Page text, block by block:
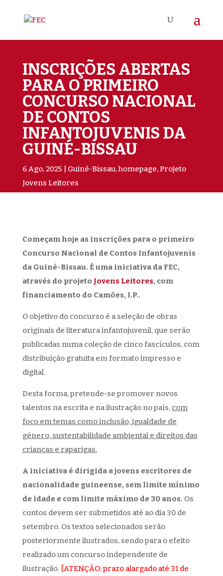
INSCRIÇÕES ABERTAS
PARA O PRIMEIRO
CONCURSO NACIONAL
DE CONTOS
INFANTOJUVENIS DA
GUINÉ-BISSAU
6 Ago, 2025 Guiné-Bissau,homepage,Projeto
Jovens Leitores
Começam hoje as inscrições para o primeiro
Concurso Nacional de Contos Infantojuvenis
da Guiné-Bissau. É uma iniciativa da FEC,
através do projeto Jovens Leitores, com
financiamento do Camões, I.P..
O objetivo do concurso é a seleção de obras
originais de literatura infantojuvenil, que serão
publicadas numa coleção de cinco fascículos, com
distribuição gratuita em formato impresso e
digital.
Desta forma, pretende-se promover novos
talentos na escrita e na ilustração no país, com
foco em temas como inclusão, igualdade de
género, sustentabilidade ambiental e direitos das
crianças e raparigas.
A iniciativa é dirigida a jovens escritores de
nacionalidade guineense, sem limite mínimo
de idade e com limite máximo de 30 anos. Os
contos devem ser submetidos até ao dia 30 de
setembro. Os textos selecionados serão
posteriormente ilustrados, sendo para o efeito
realizado um concurso independente de
ilustração.[ATENÇÃO: prazo alargado até 31 de